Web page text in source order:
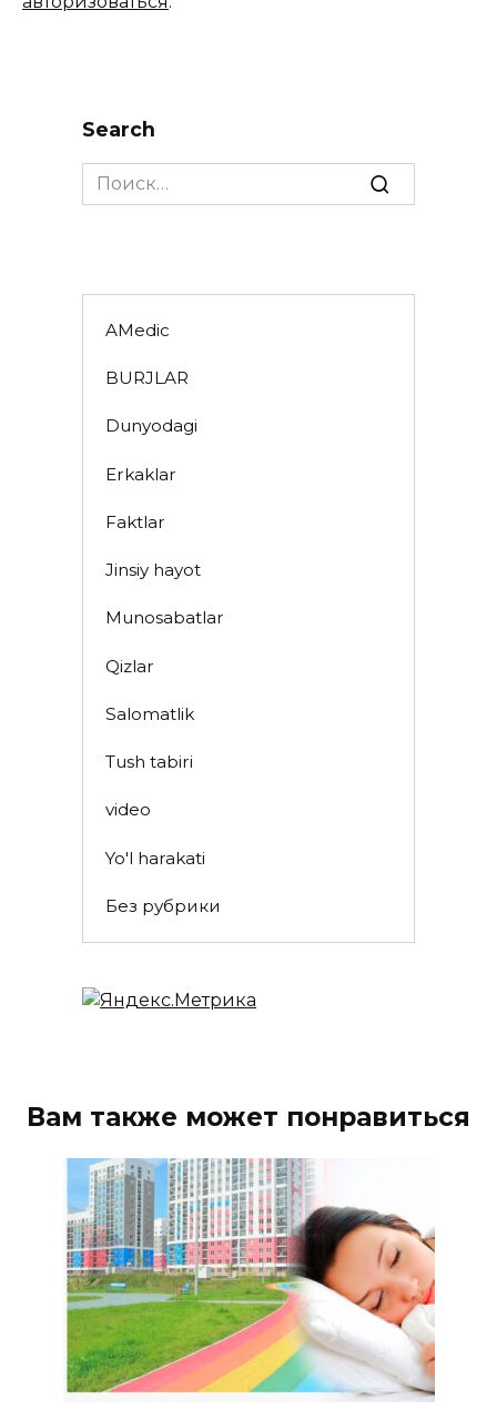
Search
Search
for:
AMedic
BURJLAR
Dunyodagi
Erkaklar
Faktlar
Jinsiy hayot
Munosabatlar
Qizlar
Salomatlik
Tush tabiri
video
Yo'l harakati
Без рубрики
Вам также может понравиться